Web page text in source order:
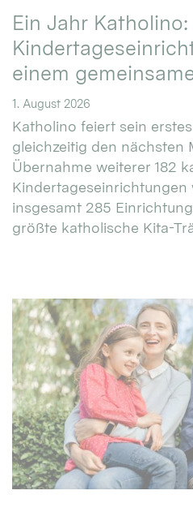
Ein Jahr
einem
1. August 2026
Katholino feiert sein
gleichzeitig den nächsten
Übernahme weiterer 182
insgesamt 285
größte katholische Kita-